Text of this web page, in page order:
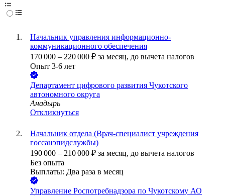
Начальник управления информационно-
коммуникационного обеспечения
170 000 – 220 000 ₽ за месяц, до вычета налогов
Опыт 3-6 лет
Департамент цифрового развития Чукотского
автономного округа
Анадырь
Откликнуться
Начальник отдела (Врач-специалист учреждения
госсанэпидслужбы)
190 000 – 210 000 ₽ за месяц, до вычета налогов
Без опыта
Выплаты: Два раза в месяц
Управление Роспотребнадзора по Чукотскому АО